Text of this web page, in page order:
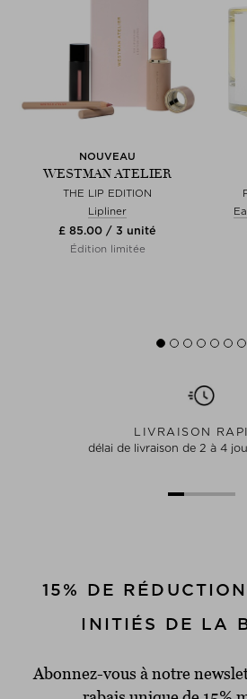
NOUVEAU
WESTMAN ATELIER
THE LIP EDITION
Lipliner
£ 85.00 / 3 unité
Édition limitée
LIVRAISON
délai de livraison de 2 à 4
15% DE
INITIÉS DE LA
Abonnez-vous à notre